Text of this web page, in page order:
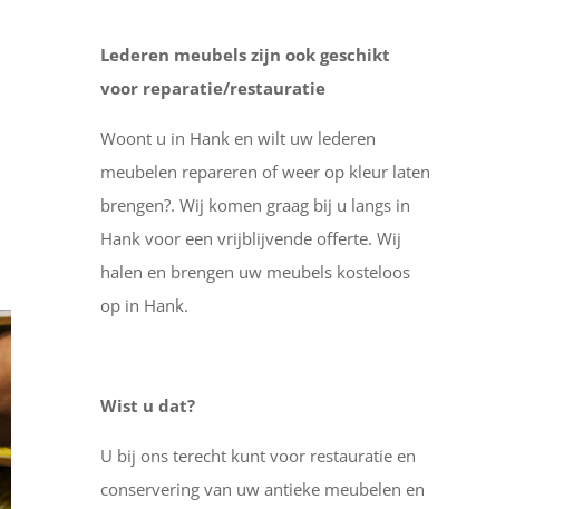
Lederen meubels zijn ook geschikt
voor reparatie/restauratie
Woont u in Hank en wilt uw lederen
meubelen repareren of weer op kleur laten
brengen?. Wij komen graag bij u langs in
Hank voor een vrijblijvende offerte. Wij
halen en brengen uw meubels kosteloos
op in Hank.
Wist u dat?
U bij ons terecht kunt voor restauratie en
conservering van uw antieke meubelen en